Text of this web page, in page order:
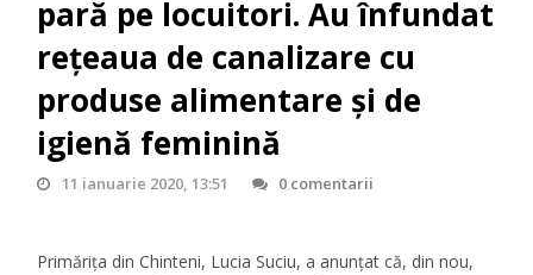
pară pe locuitori. Au înfundat
rețeaua de canalizare cu
produse alimentare și de
igienă feminină
11 ianuarie 2020, 13:51 0 comentarii
Primărița din Chinteni, Lucia Suciu, a anunțat că, din nou,